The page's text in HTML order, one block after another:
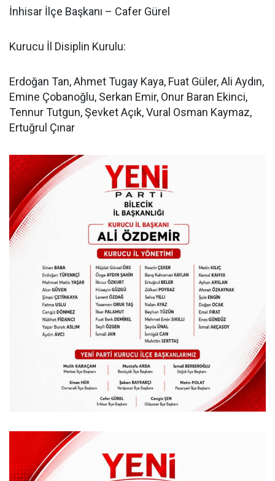
İnhisar İlçe Başkanı – Cafer Gürel
Kurucu İl Disiplin Kurulu:
Erdoğan Tan, Ahmet Tugay Kaya, Fuat Güler, Ali Aydın,
Emine Çobanoğlu, Serkan Emir, Onur Baran Ekinci,
Tennur Tutgun, Şevket Açık, Vural Osman Kaymaz,
Ertuğrul Çınar